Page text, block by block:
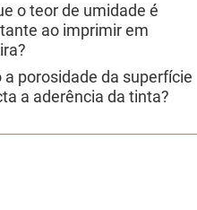
o teor de umidade é
ao imprimir em
a porosidade da superfície
a aderência da tinta?